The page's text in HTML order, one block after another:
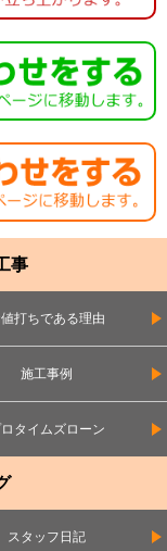
事
打ちである理由
施工事例
タイムズローン
スタッフ日記